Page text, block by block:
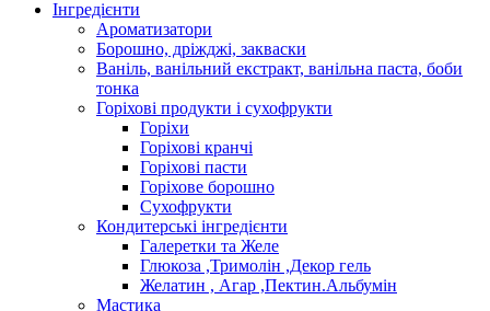
Інгредієнти
Ароматизатори
Борошно, дріжджі, закваски
Ваніль, ванільний екстракт, ванільна паста, боби
тонка
Горіхові продукти і сухофрукти
Горіхи
Горіхові кранчі
Горіхові пасти
Горіхове борошно
Сухофрукти
Кондитерські інгредієнти
Галеретки та Желе
Глюкоза ,Тримолін ,Декор гель
Желатин , Агар ,Пектин.Альбумін
Мастика